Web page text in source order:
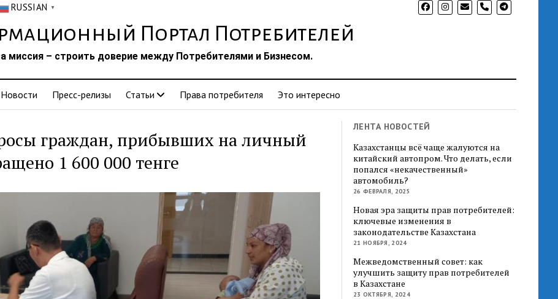
RUSSIAN ▼ phone
Портал Потребителей
миссия – строить доверие между Потребителями и Бизнесом.
Новости Пресс-релизы Статьи Права потребителя Это интересно
граждан, прибывших на личный
1 600 000 тенге
ЛЕНТА НОВОСТЕЙ
Казахстанцы всё чаще жалуются на
китайский автопром. Что делать, если
попался «некачественный»
автомобиль?
26 ФЕВРАЛЯ, 2025
Новая эра защиты прав потребителей:
ключевые изменения в
законодательстве Казахстана
21 НОЯБРЯ, 2024
Межведомственный совет: как
улучшить защиту прав потребителей
в Казахстане
23 ОКТЯБРЯ, 2024